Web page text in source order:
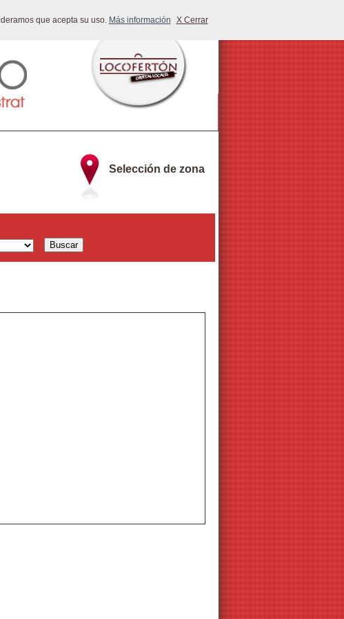
que acepta su uso. Más información X Cerrar
Selección de zona